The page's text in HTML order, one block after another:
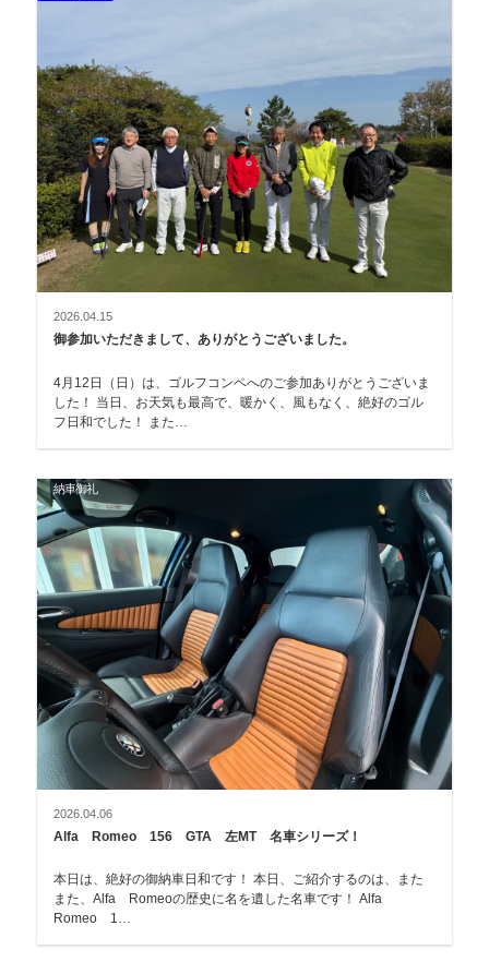
2026.04.15
御参加いただきまして、ありがとうございました。
4月12日（日）は、ゴルフコンペへのご参加ありがとうございま
した！ 当日、お天気も最高で、暖かく、風もなく、絶好のゴル
フ日和でした！ また…
納車御礼
2026.04.06
Alfa Romeo 156 GTA 左MT 名車シリーズ！
本日は、絶好の御納車日和です！ 本日、ご紹介するのは、また
また、Alfa Romeoの歴史に名を遺した名車です！ Alfa
Romeo 1…